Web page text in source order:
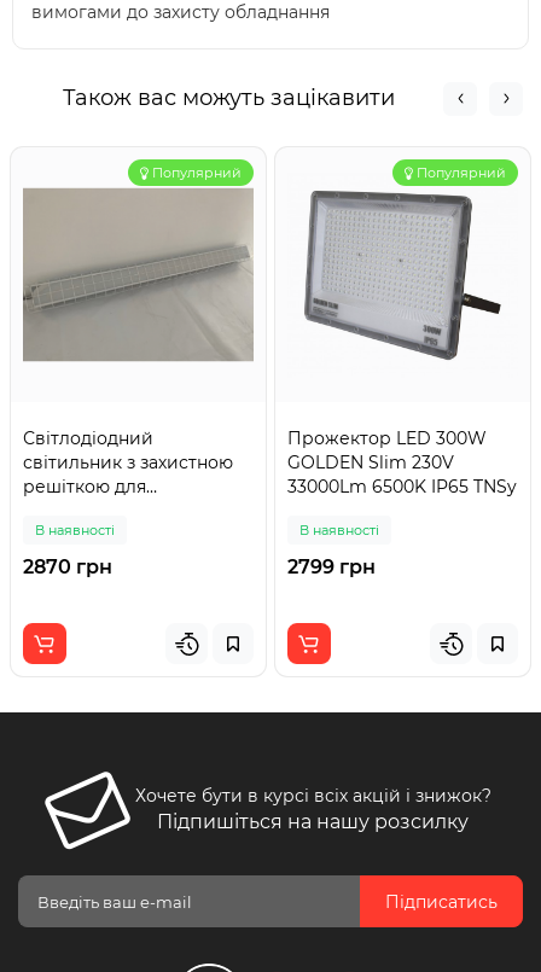
вимогами до захисту обладнання
Також вас можуть зацікавити
Популярний
Світлодіодний
світильник з захистною
решіткою для
LINE SPORT 1200mm 60W
В наявності
2870 грн
Популярний
Прожектор LED 300W
GOLDEN Slim 230V
33000Lm 6500K IP65 TNSy
В наявності
2799 грн
Хочете бути в курсі всіх акцій і знижок?
Підпишіться на нашу розсилку
Підписатись